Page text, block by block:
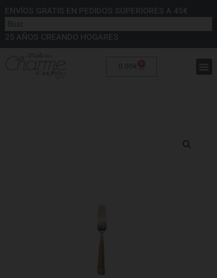
ENVÍOS GRATIS EN PEDIDOS SUPERIORES A 45€
25 AÑOS CREANDO HOGARES